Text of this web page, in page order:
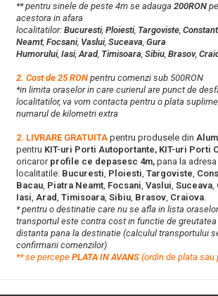
** pentru sinele de peste 4m se adauga 200RON
acestora in afara
localitatilor: Bucuresti, Ploiesti, Targoviste,
Neamt, Focsani, Vaslui, Suceava, Gura
Humorului, Iasi,Arad, Timisoara, Sibiu, Brasov,
2. Cost de 25 RON pentru comenzi sub 500RON
*in limita oraselor in care curierul are punct de
localitatilor, va vom contacta pentru o plata
numarul de kilometri extra
2. LIVRARE GRATUITA pentru produsele din
pentru KIT-uri Porti Autoportante, KIT-uri Porti
oricarorprofile ce depasesc 4m, pana la
localitatile: Bucuresti, Ploiesti, Targoviste,
Bacau, Piatra Neamt, Focsani, Vaslui, Suceava,
Iasi, Arad, Timisoara, Sibiu, Brasov, Craiova.
* pentru o destinatie care nu se afla in lista
transportul este contra cost in functie de
distanta pana la destinatie (calculul transportului
confirmarii comenzilor)
**se percepe PLATA IN AVANS (ordin de plata sau